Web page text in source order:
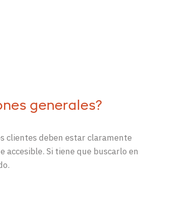
generales?
clientes deben estar claramente
Si tiene que buscarlo en